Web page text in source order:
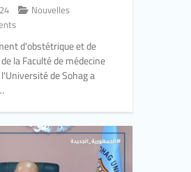
Nouvelles
d'obstétrique et de
la Faculté de médecine
de Sohag a